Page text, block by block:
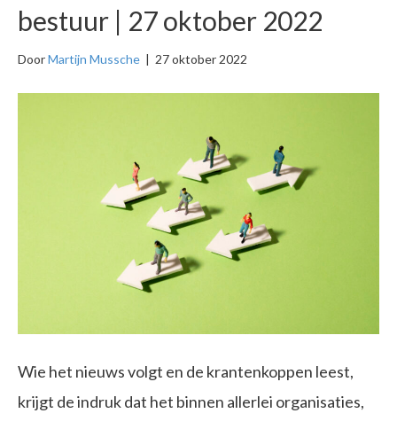
bestuur | 27 oktober 2022
DoorMartijn Mussche | 27 oktober 2022
Wie het nieuws volgt en de krantenkoppen leest,
krijgt de indruk dat het binnen allerlei organisaties,